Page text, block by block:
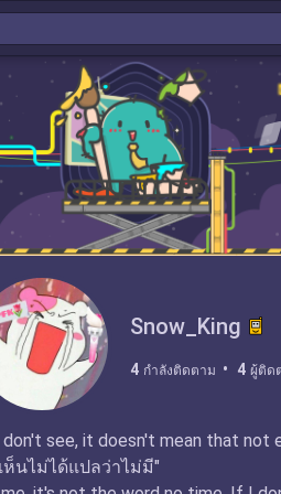
Snow_King
4 กำลังติดตาม 4 ผู้ติด
don't see, it doesn't mean that not
ห็นไม่ได้แปลว่าไม่มี"